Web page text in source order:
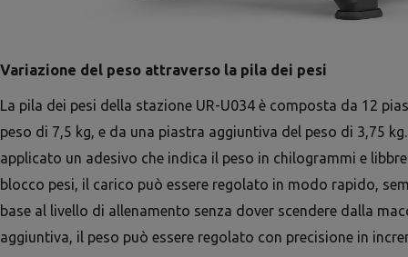
Variazione del peso attraverso la pila dei pesi
La pila dei pesi della stazione UR-U034 è composta da 12
peso di 7,5 kg, e da una piastra aggiuntiva del peso di 3,75
applicato un adesivo che indica il peso in chilogrammi e
blocco pesi, il carico può essere regolato in modo rapido,
base al livello di allenamento senza dover scendere dalla
aggiuntiva, il peso può essere regolato con precisione in